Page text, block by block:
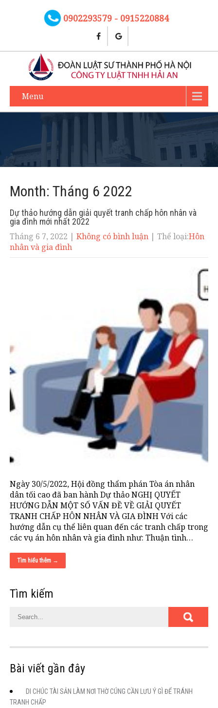
0902293579 - 0915220884
Menu
Month: Tháng 6 2022
Dự thảo hướng dẫn giải quyết tranh chấp hôn nhân và
gia đình mới nhất 2022
Tháng 6 7, 2022 | Không có bình luận | Thể loại:Hôn
nhân và gia đình
Ngày 30/5/2022, Hội đồng thẩm phán Tòa án nhân
dân tối cao đã ban hành Dự thảo NGHỊ QUYẾT
HƯỚNG DẪN MỘT SỐ VẤN ĐỀ VỀ GIẢI QUYẾT
TRANH CHẤP HÔN NHÂN VÀ GIA ĐÌNH Với các
hướng dẫn cụ thể liên quan đến các tranh chấp trong
các vụ án hôn nhân và gia đình như: Thuận tình…
Tìm hiểu thêm →
Tìm kiếm
Bài viết gần đây
DI CHÚC TÀI SẢN LÀM NƠI THỜ CÚNG CẦN LƯU Ý GÌ ĐỂ TRÁNH
TRANH CHẤP